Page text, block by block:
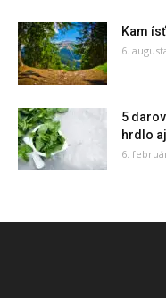
Kam
6.
5
hrdlo
6.